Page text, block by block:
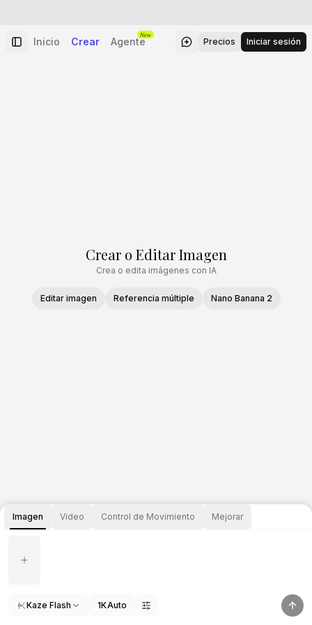
Inicio Crear Agente
New
Precios Iniciar sesión
Crear o Editar Imagen
Crea o edita imágenes con IA
Editar imagen Referencia múltiple Nano Banana 2
Imagen Video Control de Movimiento Mejorar
Kaze Flash 1KAuto